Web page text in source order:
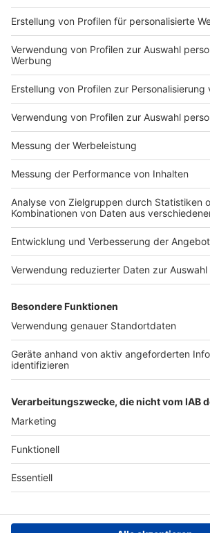
Du hast dir noch keine Artikel
Impressum
Nutzungsbedingungen
Jobs
Presse
Werben
Archiv
ANTENNE BAYERN GROUP
Stiftung ANTENNE BAYERN
hilft
Teilnahmebedingungen
Grounding Page ANTENNE
BAYERN
Kontakt
Studio-
Verkehrs-
Datenschutz­erklärung
einstellungen